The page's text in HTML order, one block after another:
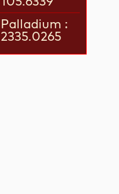
Palladium :
2335.0265